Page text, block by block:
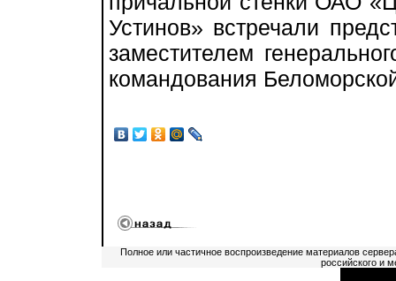
Устинов» встречали
заместителем
командования
Полное или частичное воспроизведение материалов
российского и